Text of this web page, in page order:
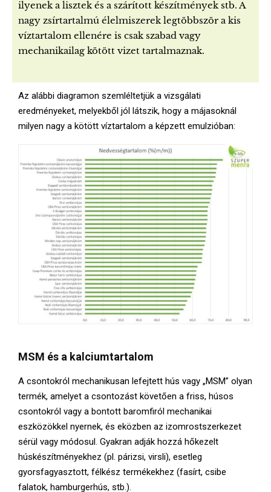
ilyenek a lisztek és a szárított készítmények stb. A
nagy zsírtartalmú élelmiszerek legtöbbször a kis
víztartalom ellenére is csak szabad vagy
mechanikailag kötött vizet tartalmaznak.
Az alábbi diagramon szemléltetjük a vizsgálati
eredményeket, melyekből jól látszik, hogy a májasoknál
milyen nagy a kötött víztartalom a képzett emulzióban:
MSM és a kalciumtartalom
A csontokról mechanikusan lefejtett hús vagy „MSM” olyan
termék, amelyet a csontozást követően a friss, húsos
csontokról vagy a bontott baromfiról mechanikai
eszközökkel nyernek, és eközben az izomrostszerkezet
sérül vagy módosul. Gyakran adják hozzá hőkezelt
húskészítményekhez (pl. párizsi, virsli), esetleg
gyorsfagyasztott, félkész termékekhez (fasírt, csibe
falatok, hamburgerhús, stb.).